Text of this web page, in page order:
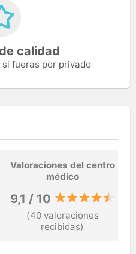
calidad
fueras por privado
Valoraciones del centro
médico
9,1 / 10
(40 valoraciones
recibidas)